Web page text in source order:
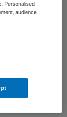
50
ze
dag
dit jaar
van alle
Personalised
audience